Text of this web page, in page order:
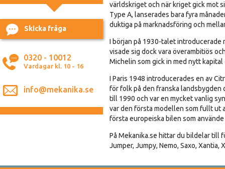
Skicka fråga
0320 - 10012
Vardagar kl. 10 - 16
info@mekanika.se
världskriget och när kriget gick mot
Type A, lanserades bara fyra
duktiga på marknadsföring och
I början på 1930-talet introducerade
visade sig dock vara överambitiös
Michelin som gick in med nytt
I Paris 1948 introducerades en av
för folk på den franska landsbygden
till 1990 och var en mycket vanlig
var den första modellen som fullt ut
första europeiska bilen som
På Mekanika.se hittar du bildelar till
Jumper, Jumpy, Nemo, Saxo, Xantia,